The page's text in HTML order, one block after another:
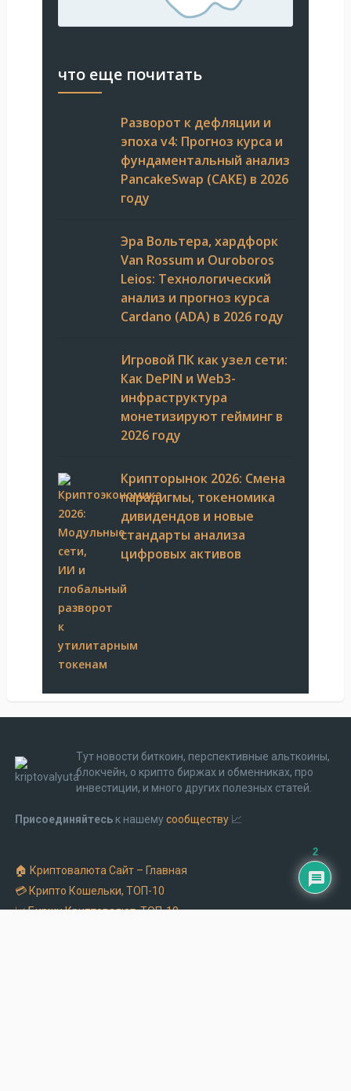
что еще почитать
Разворот к дефляции и
эпоха v4: Прогноз курса и
фундаментальный анализ
PancakeSwap (CAKE) в 2026
году
Эра Вольтера, хардфорк
Van Rossum и Ouroboros
Leios: Технологический
анализ и прогноз курса
Cardano (ADA) в 2026 году
Игровой ПК как узел сети:
Как DePIN и Web3-
инфраструктура
монетизируют гейминг в
2026 году
Крипторынок 2026: Смена
парадигмы, токеномика
дивидендов и новые
стандарты анализа
цифровых активов
Тут новости биткоин, перспективные альткоины,
блокчейн, о крипто биржах и обменниках, про
инвестиции, и много других полезных статей.
Присоединяйтесь к нашемусообществу📈
🏠 Криптовалюта Cайт – Главная
💳 Крипто Кошельки, ТОП-10
📈 Биржи Криптовалют, ТОП-10
2